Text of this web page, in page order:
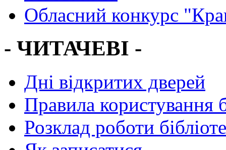
Обласний конкурс
- ЧИТАЧЕВІ -
Дні відкритих дверей
Правила користування
Розклад роботи